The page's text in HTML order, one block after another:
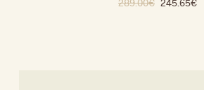
289.00€ 245.65€